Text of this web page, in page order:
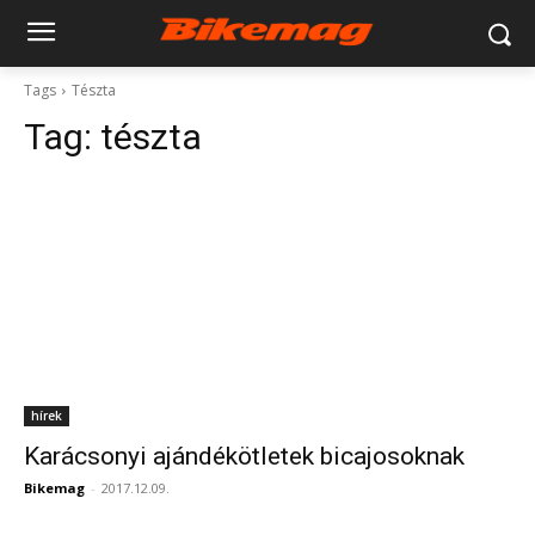
Tags Tészta
Tag: tészta
hírek
Karácsonyi ajándékötletek bicajosoknak
Bikemag - 2017.12.09.